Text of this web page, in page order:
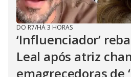
DO R7/HÁ 3 HORAS
‘Influenciador’
Leal após atriz
emagrecedoras de